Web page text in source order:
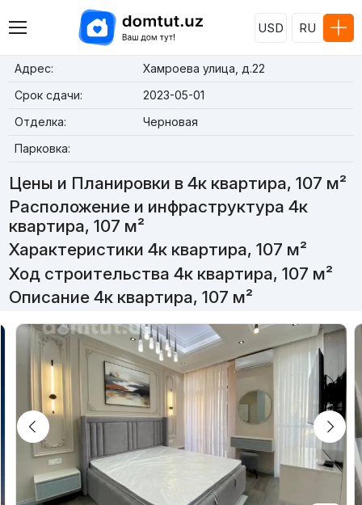
USD RU
Адрес:
Хамроева улица, д.22
Срок сдачи:
2023-05-01
Отделка:
Черновая
Парковка:
Цены и Планировки в 4к квартира, 107 м²
Расположение и инфраструктура 4к
квартира, 107 м²
Характеристики 4к квартира, 107 м²
Ход строительства 4к квартира, 107 м²
Описание 4к квартира, 107 м²